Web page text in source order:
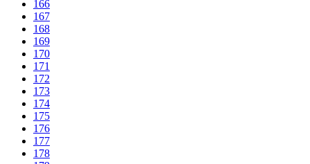
166
167
168
169
170
171
172
173
174
175
176
177
178